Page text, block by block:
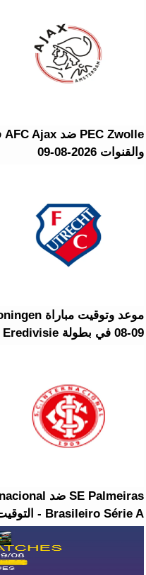
والقنوات 2026-08-09
08-09 في بطولة Eredivisie
Brasileiro Série A - التوقيت والقنوات 2026-08-09